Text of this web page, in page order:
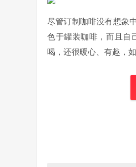
尽管订制咖啡没有想象
色于罐装咖啡，而且自
喝，还很暖心、有趣，